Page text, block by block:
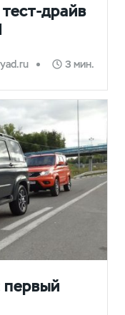
драйв
3 мин.